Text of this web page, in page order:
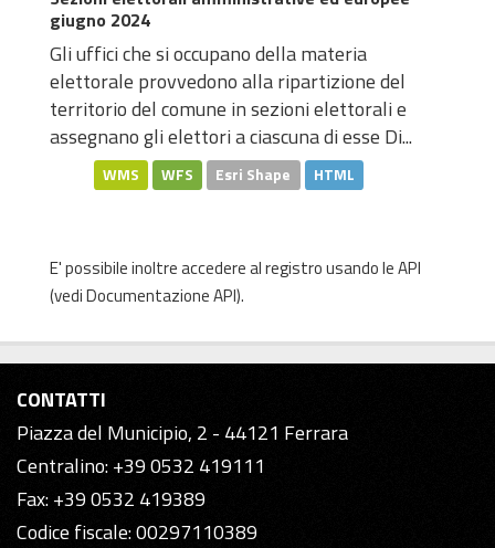
giugno 2024
Gli uffici che si occupano della materia
elettorale provvedono alla ripartizione del
territorio del comune in sezioni elettorali e
assegnano gli elettori a ciascuna di esse Di...
WMS WFS Esri Shape HTML
E' possibile inoltre accedere al registro usando leAPI
(vediDocumentazione API).
CONTATTI
Piazza del Municipio, 2 - 44121 Ferrara
Centralino: +39 0532 419111
Fax: +39 0532 419389
Codice fiscale: 00297110389